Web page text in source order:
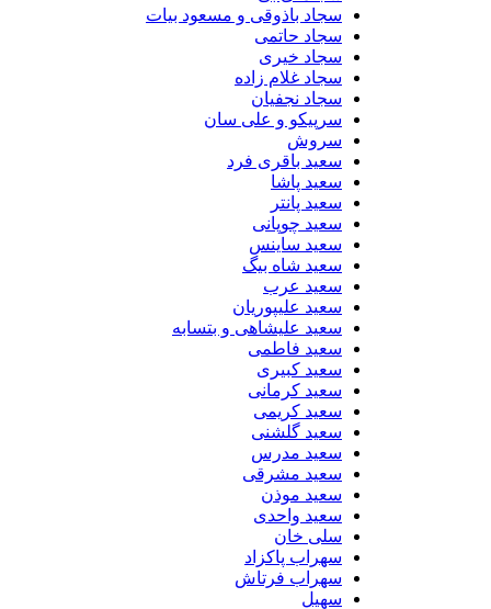
سجاد باذوقی و مسعود بیات
سجاد حاتمی
سجاد خیری
سجاد غلام زاده
سجاد نجفیان
سرپیکو و علی سان
سروش
سعید باقری فرد
سعید پاشا
سعید پانتر
سعید چوپانی
سعید ساینس
سعید شاه بیگ
سعید عرب
سعید علیپوریان
سعید علیشاهی و بتسابه
سعید فاطمی
سعید کبیری
سعید کرمانی
سعید کریمی
سعید گلشنی
سعید مدرس
سعید مشرقی
سعید موذن
سعید واحدی
سلی خان
سهراب پاکزاد
سهراب فرتاش